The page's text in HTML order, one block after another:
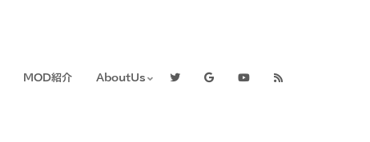
MOD紹介 AboutUs